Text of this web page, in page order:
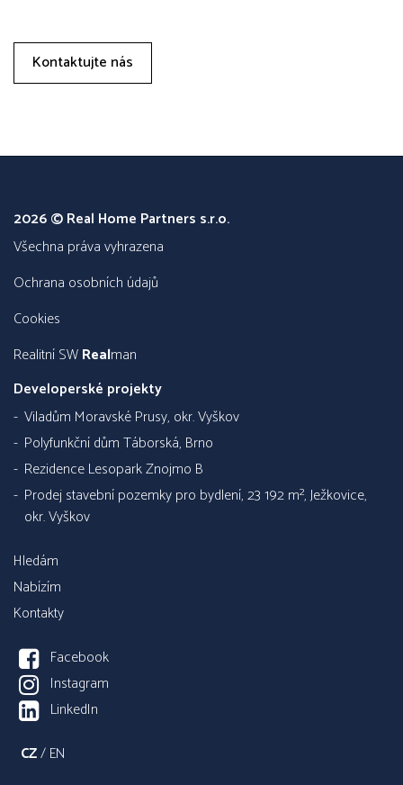
Kontaktujte nás
2026 © Real Home Partners s.r.o.
všechna práva vyhrazena
Ochrana osobních údajů
Cookies
Realitní SWRealman
Developerské projekty
Viladům Moravské Prusy, okr. Vyškov
Polyfunkční dům Táborská, Brno
Rezidence Lesopark Znojmo B
Prodej stavební pozemky pro bydlení, 23 192 m², Ježkovice,
okr. Vyškov
Hledám
Nabízím
Kontakty
Facebook
Instagram
LinkedIn
CZ/EN